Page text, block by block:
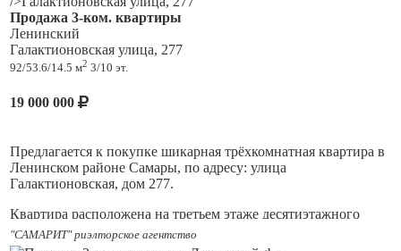
двери, кондиционер, выполнен косметический ремонт,
застекленная лоджия 3,6 м2 на которой есть люк в
собственный подвал, остается вся мебель и техника
стиральная машинка, холодильник, микроволновая печь,
просмотр. Полное юридическое сопровождение
Ответственность агентства при осуществлении
Продажа 3-ком. квартиры
Ленинский
Галактионовская улица, 277
92/53.6/14.5 м2 3/10 эт.
19 000 000
Предлагается к покупке шикарная трёхкомнатная квартира в
Ленинском районе Самары, по адресу: улица
Галактионовская, дом 277.
Квартира расположена на третьем этаже десятиэтажного
кирпичного дома.
"САМАРИТ" риэлторское агентство